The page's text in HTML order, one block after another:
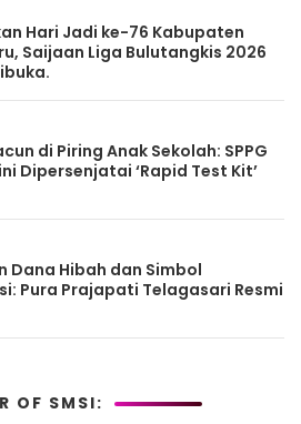
Hari Jadi ke-76 Kabupaten
Saijaan Liga Bulutangkis 2026
di Piring Anak Sekolah: SPPG
Dipersenjatai ‘Rapid Test Kit’
Dana Hibah dan Simbol
Pura Prajapati Telagasari Resmi
OF SMSI: